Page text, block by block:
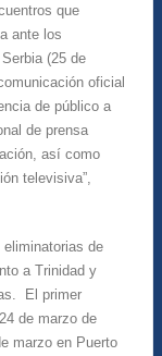
que
ante los
(25 de
oficial
de público a
de prensa
así como
televisiva”,
eliminatorias de
a Trinidad y
El primer
de marzo de
marzo en Puerto